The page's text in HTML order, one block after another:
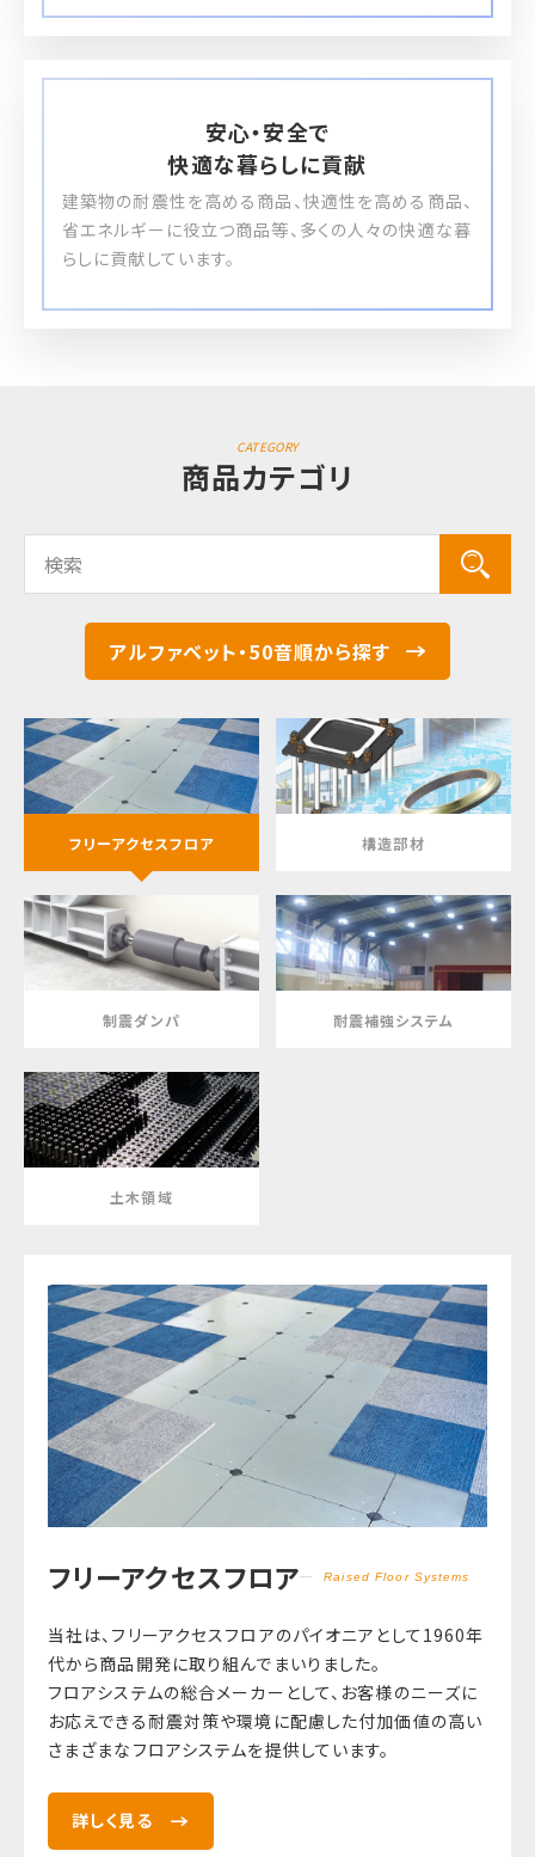
安心・安全で
快適な暮らしに貢献
建築物の耐震性を高める商品、快適性を高める商品、
省エネルギーに役立つ商品等、多くの人々の快適な暮
らしに貢献しています。
CATEGORY
商品カテゴリ
アルファベット・50音順から探す
フリーアクセスフロア 構造部材
制震ダンパ 耐震補強システム
土木領域
フリーアクセスフロア Raised Floor Systems
当社は、フリーアクセスフロアのパイオニアとして1960年
代から商品開発に取り組んでまいりました。
フロアシステムの総合メーカーとして、お客様のニーズに
お応えできる耐震対策や環境に配慮した付加価値の高い
さまざまなフロアシステムを提供しています。
詳しく見る